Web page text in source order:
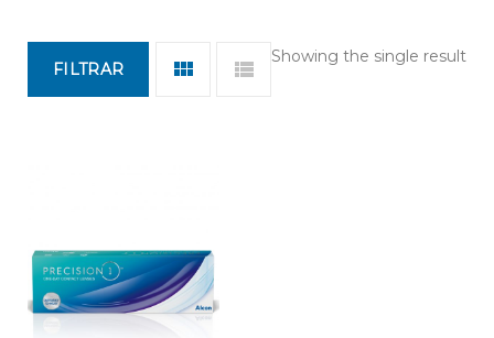
Showing the single result
FILTRAR